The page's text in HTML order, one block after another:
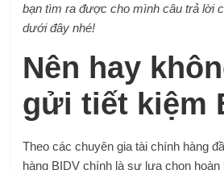
bạn tìm ra được cho mình câu trả lời
dưới đây nhé!
Nên hay
gửi tiết kiệm
Theo các chuyên gia tài chính hàng
hàng BIDV chính là sự lựa chọn hoàn